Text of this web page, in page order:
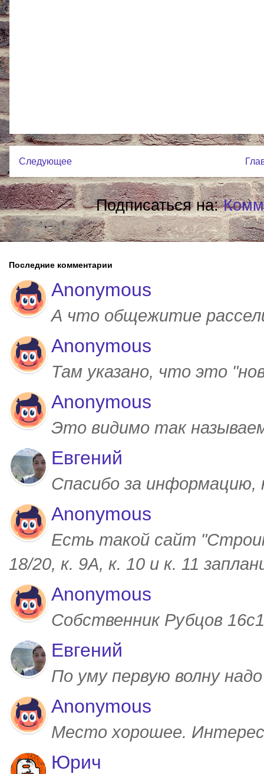
Следующее
Подписаться на:
Последние комментарии
Anonymous
А что общежитие
Anonymous
Там указано, что это
Anonymous
Это видимо так
Евгений
Спасибо за
Anonymous
Есть такой сайт
18/20, к. 9А, к. 10 и к. 11
Anonymous
Собственник Рубцов
Евгений
По уму первую волну
Anonymous
Место хорошее.
Юрич